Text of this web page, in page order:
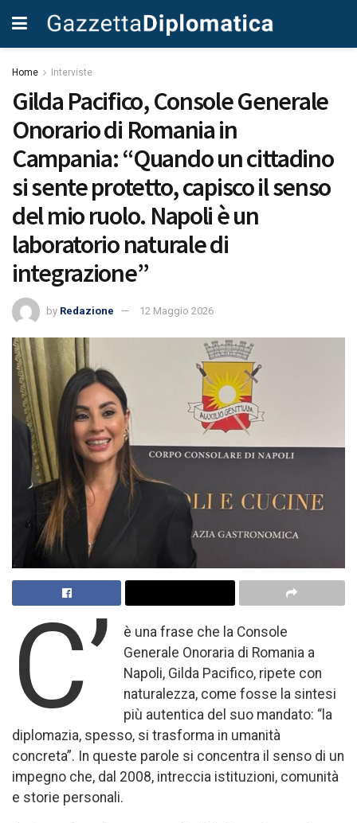
Home Interviste
Gilda Pacifico, Console Generale
Onorario di Romania in
Campania: “Quando un cittadino
si sente protetto, capisco il senso
del mio ruolo. Napoli è un
laboratorio naturale di
integrazione”
by Redazione 12 Maggio 2026
C’
è una frase che la Console
Generale Onoraria di Romania a
Napoli, Gilda Pacifico, ripete con
naturalezza, come fosse la sintesi
più autentica del suo mandato: “la
diplomazia, spesso, si trasforma in umanità
concreta”. In queste parole si concentra il senso di un
impegno che, dal 2008, intreccia istituzioni, comunità
e storie personali.